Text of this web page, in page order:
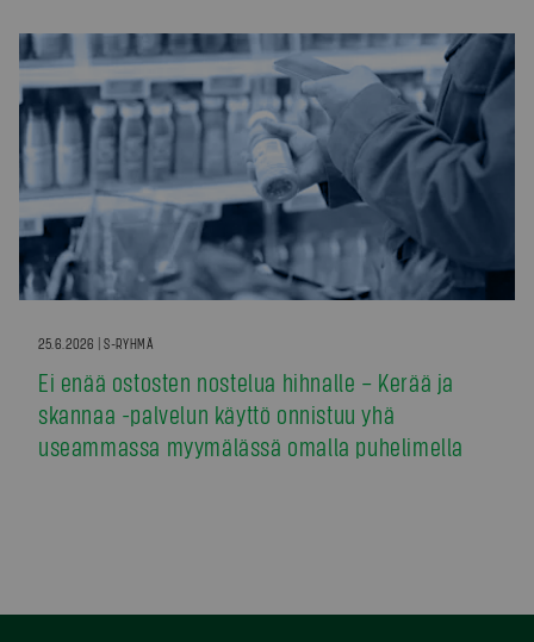
25.6.2026 | S-RYHMÄ
Ei enää ostosten nostelua hihnalle – Kerää ja
skannaa -palvelun käyttö onnistuu yhä
useammassa myymälässä omalla puhelimella